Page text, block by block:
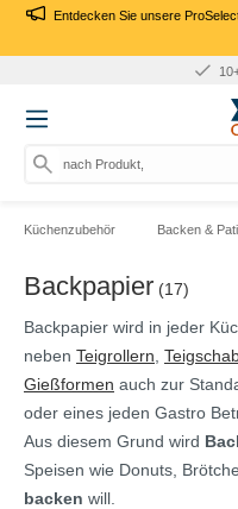
Entdecken Sie unsere
nach Produkt, Art.-N
Küchenzubehör Backen &
Backpapier (17)
Backpapier wird in jeder
neben Teigrollern
Gießformen auch zur
oder eines jeden Gastro
Aus diesem Grund wird
Speisen wie Donuts,
backen will.